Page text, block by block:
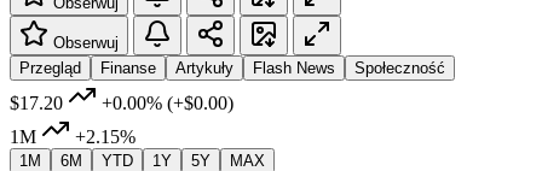
Obserwuj
Przegląd
Finanse Artykuły Flash News Społeczność
$17.20 +0.00% (+$0.00)
1M
+2.15%
1M 6M YTD 1Y 5Y MAX